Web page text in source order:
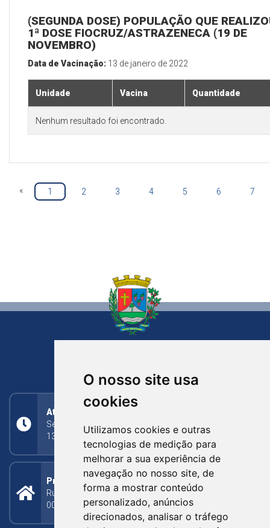
O nosso site usa
cookies
Utilizamos cookies e outras
tecnologias de medição para
melhorar a sua experiência de
navegação no nosso site, de
forma a mostrar conteúdo
personalizado, anúncios
direcionados, analisar o tráfego
(SEGUNDA DOSE) POPULAÇÃO QUE
1ª DOSE FIOCRUZ/ASTRAZENECA (19 DE
NOVEMBRO)
Data de Vacinação: 13 de janeiro de 2022
Unidade Vacina Quantidade
Nenhum resultado foi encontrado.
« 1 2 3 4 5 6 7
Atendimento
Segunda a Sexta: 8h às 11h30min (manhã);
13h30min às 17h (tarde)
Prefeitura Municipal
Rua Silva Jardim, 505 - Bairro Centro - CEP: 95340-
000